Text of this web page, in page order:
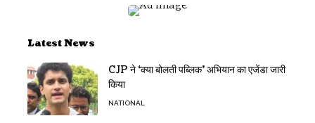
Latest News
CJP ने ‘क्या बोलती पब्लिक’ अभियान का एजेंडा जारी
किया
NATIONAL